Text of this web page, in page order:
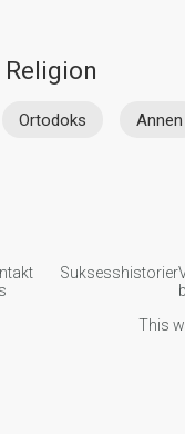
Ortodoks Annen
Suksesshistorier
This